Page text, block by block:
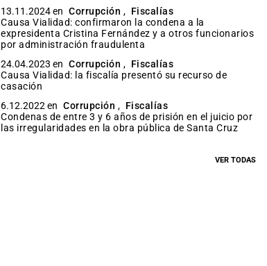
13.11.2024 en Corrupción , Fiscalías
Causa Vialidad: confirmaron la condena a la
expresidenta Cristina Fernández y a otros funcionarios
por administración fraudulenta
24.04.2023 en Corrupción , Fiscalías
Causa Vialidad: la fiscalía presentó su recurso de
casación
6.12.2022 en Corrupción , Fiscalías
Condenas de entre 3 y 6 años de prisión en el juicio por
las irregularidades en la obra pública de Santa Cruz
VER TODAS